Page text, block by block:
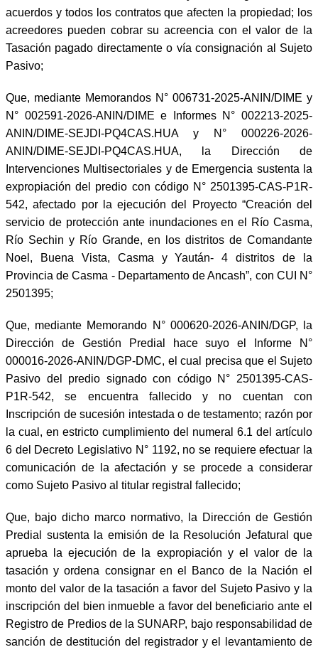
acuerdos y todos los contratos que afecten la propiedad; los
acreedores pueden cobrar su acreencia con el valor de la
Tasación pagado directamente o vía consignación al Sujeto
Pasivo;
Que, mediante Memorandos N° 006731-2025-ANIN/DIME y
N° 002591-2026-ANIN/DIME e Informes N° 002213-2025-
ANIN/DIME-SEJDI-PQ4CAS.HUA y N° 000226-2026-
ANIN/DIME-SEJDI-PQ4CAS.HUA, la Dirección de
Intervenciones Multisectoriales y de Emergencia sustenta la
expropiación del predio con código N° 2501395-CAS-P1R-
542, afectado por la ejecución del Proyecto “Creación del
servicio de protección ante inundaciones en el Río Casma,
Río Sechin y Río Grande, en los distritos de Comandante
Noel, Buena Vista, Casma y Yaután- 4 distritos de la
Provincia de Casma - Departamento de Ancash”, con CUI N°
2501395;
Que, mediante Memorando N° 000620-2026-ANIN/DGP, la
Dirección de Gestión Predial hace suyo el Informe N°
000016-2026-ANIN/DGP-DMC, el cual precisa que el Sujeto
Pasivo del predio signado con código N° 2501395-CAS-
P1R-542, se encuentra fallecido y no cuentan con
Inscripción de sucesión intestada o de testamento; razón por
la cual, en estricto cumplimiento del numeral 6.1 del artículo
6 del Decreto Legislativo N° 1192, no se requiere efectuar la
comunicación de la afectación y se procede a considerar
como Sujeto Pasivo al titular registral fallecido;
Que, bajo dicho marco normativo, la Dirección de Gestión
Predial sustenta la emisión de la Resolución Jefatural que
aprueba la ejecución de la expropiación y el valor de la
tasación y ordena consignar en el Banco de la Nación el
monto del valor de la tasación a favor del Sujeto Pasivo y la
inscripción del bien inmueble a favor del beneficiario ante el
Registro de Predios de la SUNARP, bajo responsabilidad de
sanción de destitución del registrador y el levantamiento de